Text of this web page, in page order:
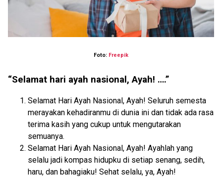
Foto: Freepik
“Selamat hari ayah nasional, Ayah! ….”
Selamat Hari Ayah Nasional, Ayah! Seluruh semesta
merayakan kehadiranmu di dunia ini dan tidak ada rasa
terima kasih yang cukup untuk mengutarakan
semuanya.
Selamat Hari Ayah Nasional, Ayah! Ayahlah yang
selalu jadi kompas hidupku di setiap senang, sedih,
haru, dan bahagiaku! Sehat selalu, ya, Ayah!